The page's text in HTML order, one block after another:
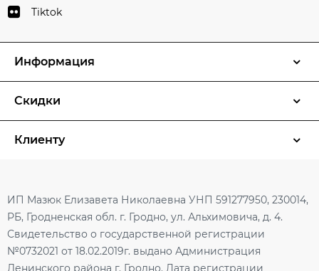
Tiktok
Информация
Скидки
Клиенту
ИП Мазюк Елизавета Николаевна УНП 591277950, 230014,
РБ, Гродненская обл. г. Гродно, ул. Альхимовича, д. 4.
Свидетельство о государственной регистрации
№0732021 от 18.02.2019г. выдано Администрация
Ленинского района г. Гродно. Дата регистрации